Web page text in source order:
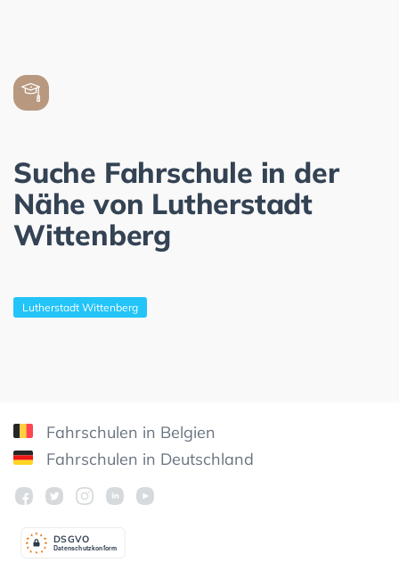
Suche Fahrschule in der
Nähe von Lutherstadt
Wittenberg
Lutherstadt Wittenberg
Fahrschulen in Belgien
Fahrschulen in Deutschland
Datenschutzkonform
DSGVO